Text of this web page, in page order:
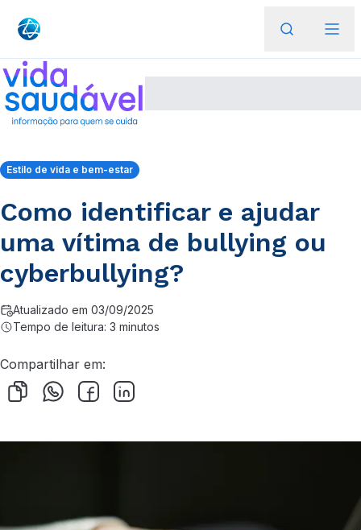
Estilo de vida e bem-estar
Como identificar e ajudar
uma vítima de bullying ou
cyberbullying?
Atualizado em 03/09/2025
Tempo de leitura: 3 minutos
Compartilhar em: